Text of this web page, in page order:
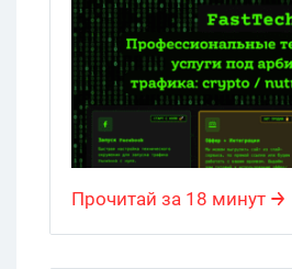
Поднять или развести
сервера, собрать и
Binom, Keitaro и пр.,
пиксель или API
телеграм-бота или
арбитражную
масштабного пролива,
Tech решает парой дней
Прочитай за 18 минут